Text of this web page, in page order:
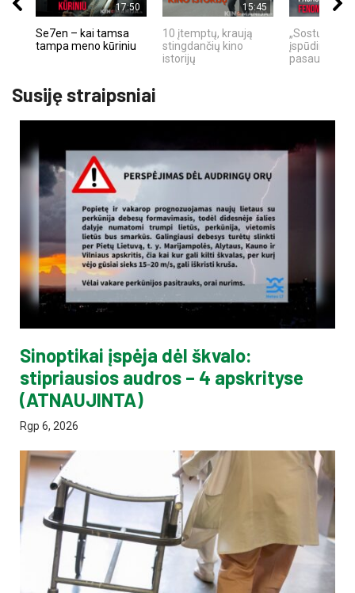
17:50
Se7en – kai tamsa
tampa meno kūriniu
15:45
10 įtemptų, kraują
stingdančių kino
istorijų
„Sostų
įspūdingas
pasaulio
Susiję straipsniai
Sinoptikai įspėja dėl škvalo:
stipriausios audros – 4 apskrityse
(ATNAUJINTA)
Rgp 6, 2026